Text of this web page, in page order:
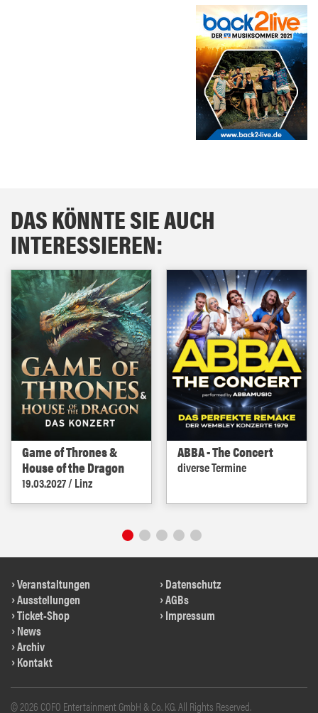
DAS KÖNNTE SIE AUCH
INTERESSIEREN:
Game of Thrones &
House of the Dragon
19.03.2027 / Linz
ABBA - The Concert
diverse Termine
Veranstaltungen
Ausstellungen
Ticket-Shop
News
Archiv
Kontakt
Datenschutz
AGBs
Impressum
© 2026 COFO Entertainment GmbH & Co. KG. All Rights Reserved.